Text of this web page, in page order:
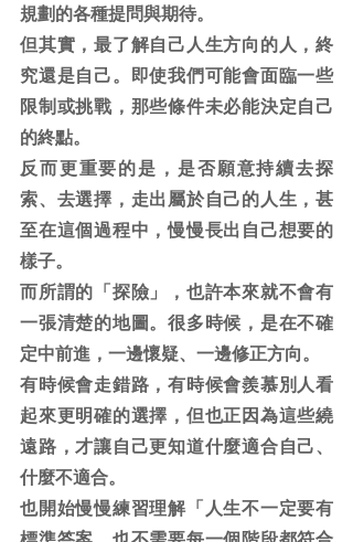
規劃的各種提問與期待。
但其實，最了解自己人生方向的人，終
究還是自己。即使我們可能會面臨一些
限制或挑戰，那些條件未必能決定自己
的終點。
反而更重要的是，是否願意持續去探
索、去選擇，走出屬於自己的人生，甚
至在這個過程中，慢慢長出自己想要的
樣子。
而所謂的「探險」，也許本來就不會有
一張清楚的地圖。很多時候，是在不確
定中前進，一邊懷疑、一邊修正方向。
有時候會走錯路，有時候會羨慕別人看
起來更明確的選擇，但也正因為這些繞
遠路，才讓自己更知道什麼適合自己、
什麼不適合。
也開始慢慢練習理解「人生不一定要有